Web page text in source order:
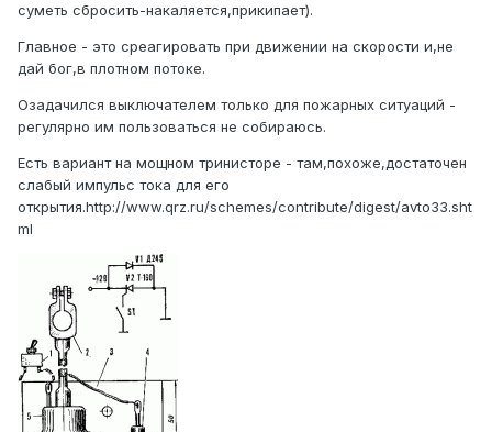
суметь сбросить-накаляется,прикипает).
Главное - это среагировать при движении на скорости и,не
дай бог,в плотном потоке.
Озадачился выключателем только для пожарных ситуаций -
регулярно им пользоваться не собираюсь.
Есть вариант на мощном тринисторе - там,похоже,достаточен
слабый импульс тока для его
открытия.http://www.qrz.ru/schemes/contribute/digest/avto33.sht
ml